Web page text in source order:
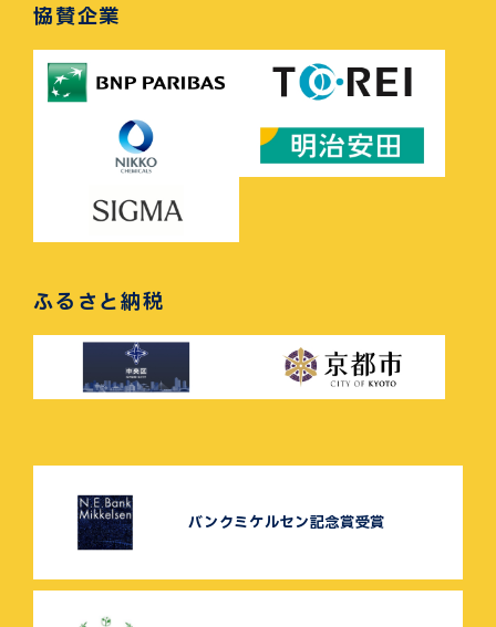
協賛企業
ふるさと納税
バンクミケルセン記念賞受賞